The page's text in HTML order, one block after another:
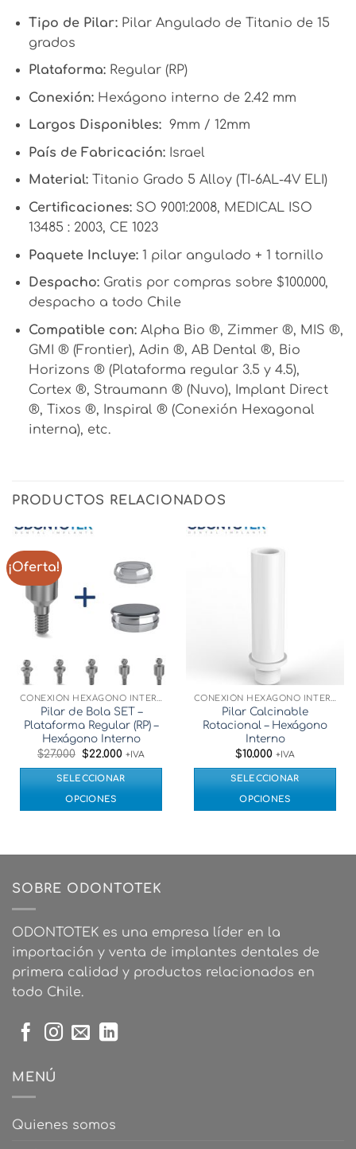
Tipo de Pilar:Pilar Angulado de Titanio de 15
grados
Plataforma:Regular (RP)
Conexión:Hexágono interno de 2.42 mm
Largos Disponibles:9mm / 12mm
País de Fabricación:Israel
Material:Titanio Grado 5 Alloy (TI-6AL-4V ELI)
Certificaciones:SO 9001:2008, MEDICAL ISO
13485 : 2003, CE 1023
Paquete Incluye:1 pilar angulado + 1 tornillo
Despacho:Gratis por compras sobre $100.000,
despacho a todo Chile
Compatible con:Alpha Bio ®, Zimmer ®, MIS ®,
GMI ® (Frontier), Adin ®, AB Dental ®, Bio
Horizons ® (Plataforma regular 3.5 y 4.5),
Cortex ®, Straumann ® (Nuvo), Implant Direct
®, Tixos ®, Inspiral ® (Conexión Hexagonal
interna), etc.
PRODUCTOS RELACIONADOS
¡Oferta!
Pilar de Bola SET –
Plataforma Regular (RP) –
Hexágono Interno
$27.000 El
precio
original
era:
$27.000.
$22.000El
actual
es:
+IVA
SELECCIONAR
OPCIONES
variantes.
se
pueden
elegir
de
Pilar Calcinable
Rotacional – Hexágono
Interno
$10.000 +IVA
SELECCIONAR
OPCIONES
se
pueden
elegir
SOBRE ODONTOTEK
ODONTOTEK es una empresa líder en la
importación y venta de implantes dentales de
primera calidad y productos relacionados en
todo Chile.
MENÚ
Quienes somos